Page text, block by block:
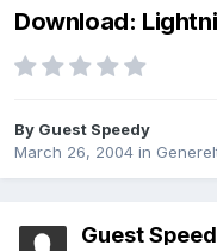
Download:
By Guest Speedy
March 26, 2004 in
Guest